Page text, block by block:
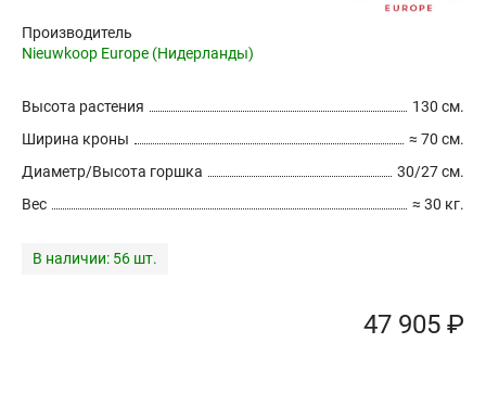
Производитель
Nieuwkoop Europe (Нидерланды)
130 см.
Высота растения
≈ 70 см.
Ширина кроны
30/27 см.
Диаметр/Высота горшка
≈ 30 кг.
Вес
В наличии: 56 шт.
47 905 ₽